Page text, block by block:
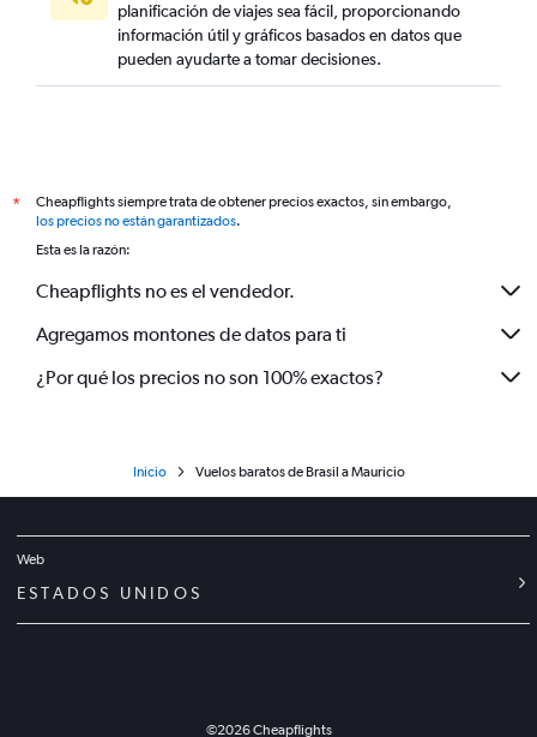
planificación de viajes sea fácil, proporcionando
información útil y gráficos basados en datos que
pueden ayudarte a tomar decisiones.
*
Cheapflights siempre trata de obtener precios exactos, sin embargo,
los precios no están garantizados.
Esta es la razón:
Cheapflights no es el vendedor.
Agregamos montones de datos para ti
¿Por qué los precios no son 100% exactos?
Inicio Vuelos baratos de Brasil a Mauricio
Web
ESTADOS UNIDOS
©2026Cheapflights